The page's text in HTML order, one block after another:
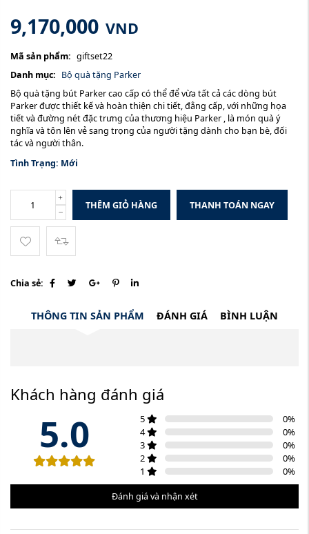
9,170,000 VND
Mã sản phẩm: giftset22
Danh mục: Bộ quà tặng Parker
Bộ quà tặng bút Parker cao cấp có thể để vừa tất cả các dòng bút
Parker được thiết kế và hoàn thiện chi tiết, đẳng cấp, với những họa
tiết và đường nét đặc trưng của thương hiệu Parker , là món quà ý
nghĩa và tôn lên vẻ sang trọng của người tặng dành cho bạn bè, đối
tác và người thân.
Tình Trạng: Mới
THÊM GIỎ HÀNG THANH TOÁN NGAY
Chia sẻ:
THÔNG TIN SẢN PHẨM ĐÁNH GIÁ BÌNH LUẬN
Khách hàng đánh giá
5.0 5 0%
4
0%
3
0%
2
0%
1
0%
Đánh giá và nhận xét